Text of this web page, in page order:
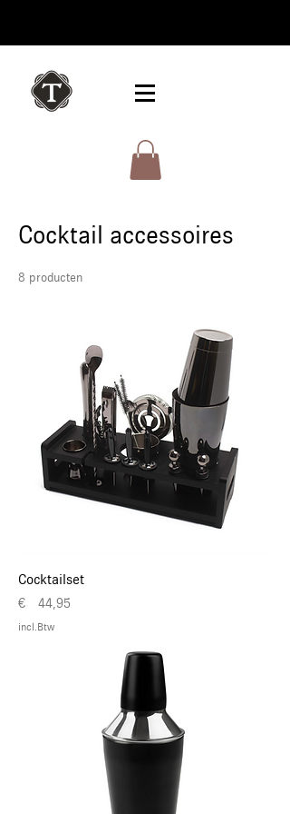
Cocktail accessoires
8 producten
Cocktailset
Prijs
€ 44,95
incl.Btw